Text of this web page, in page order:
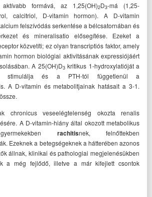
formává, az 1,25(OH)2D3-má (1,25-
calcitriol, D-vitamin hormon). A D-vitamin
felszívódás serkentése a bélcsatornában és
és mineralisatio elősegítése. Ezeket a
közvetíti; ez olyan transcriptiós faktor, amely
hormon biológiai aktivitásának expressiójáért
A 25(OH)D3kritikus 1-hydroxylatióját a
stimulálja és a PTH-tól függetlenül a
A D-vitamin és metabolitjainak hatásait a 3-1.
chronicus veseelégtelenség okozta renalis
A D-vitamin-hiány által okozott metabolikus
rachitisnek, felnőttekben
Ezeknek a betegségeknek a hátterében azonos
állnak, klinikai és pathologiai megjelenésükben
a még fejlődő, illetve a már kifejlett csontok